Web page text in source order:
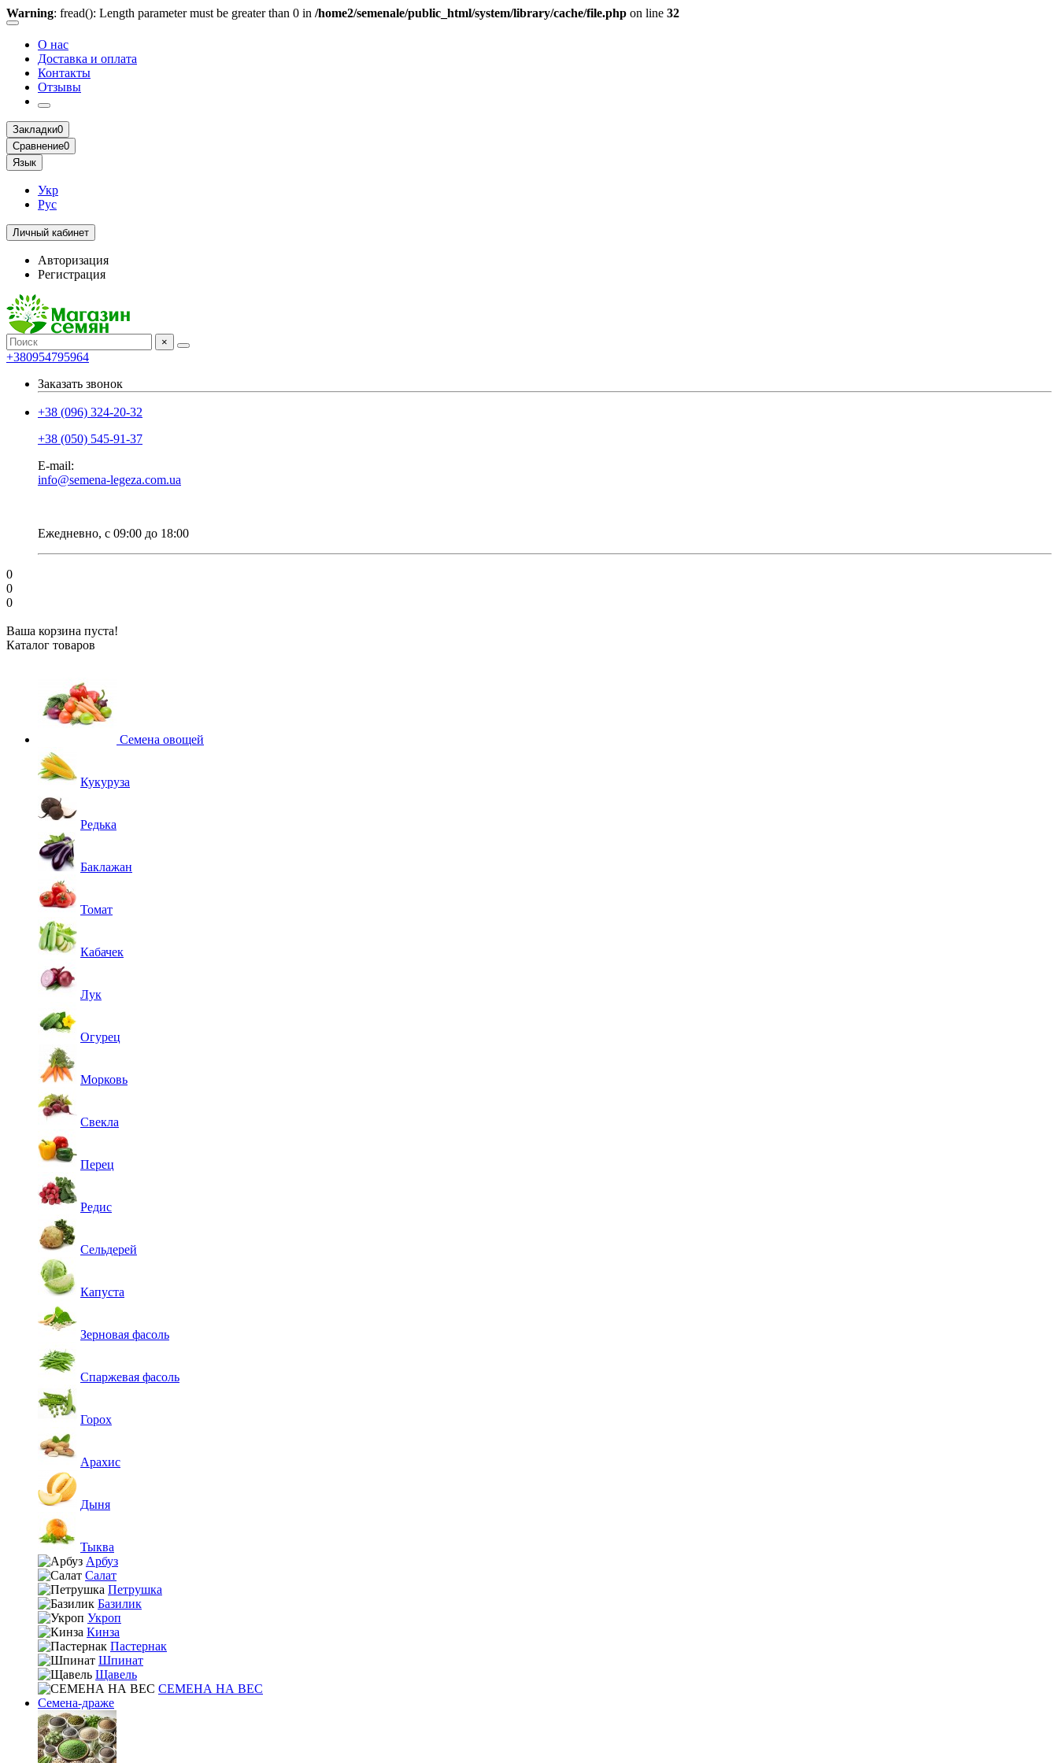
Warning: fread(): Length parameter must be greater than 0 in /home2/semenale/public_html/system/library/cache/file.php on line 32
О нас
Доставка и оплата
Контакты
Отзывы
Закладки0
Сравнение0
Язык
Укр
Рус
Личный кабинет
Авторизация
Регистрация
×
+380954795964
Заказать звонок
+38 (096) 324-20-32
+38 (050) 545-91-37
E-mail:
info@semena-legeza.com.ua
Ежедневно, с 09:00 до 18:00
0
0
0
Ваша корзина пуста!
Каталог товаров
Семена овощей
Кукуруза
Редька
Баклажан
Томат
Кабачек
Лук
Огурец
Морковь
Свекла
Перец
Редис
Сельдерей
Капуста
Зерновая фасоль
Спаржевая фасоль
Горох
Арахис
Дыня
Тыква
Арбуз
Салат
Петрушка
Базилик
Укроп
Кинза
Пастернак
Шпинат
Щавель
СЕМЕНА НА ВЕС
Семена-драже